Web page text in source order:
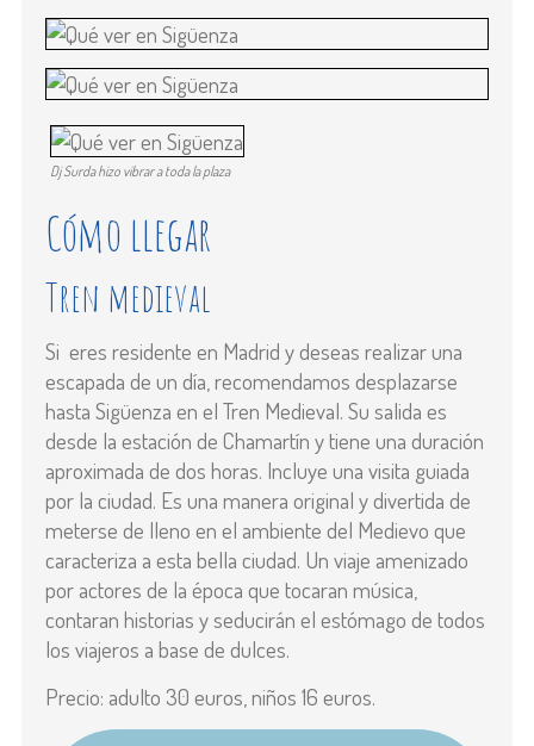
Dj Surda hizo vibrar a toda la plaza
Cómo llegar
Tren medieval
Si eres residente en Madrid y deseas realizar una
escapada de un día, recomendamos desplazarse
hasta Sigüenza en el Tren Medieval. Su salida es
desde la estación de Chamartín y tiene una duración
aproximada de dos horas. Incluye una visita guiada
por la ciudad. Es una manera original y divertida de
meterse de lleno en el ambiente del Medievo que
caracteriza a esta bella ciudad. Un viaje amenizado
por actores de la época que tocaran música,
contaran historias y seducirán el estómago de todos
los viajeros a base de dulces.
Precio: adulto 30 euros, niños 16 euros.